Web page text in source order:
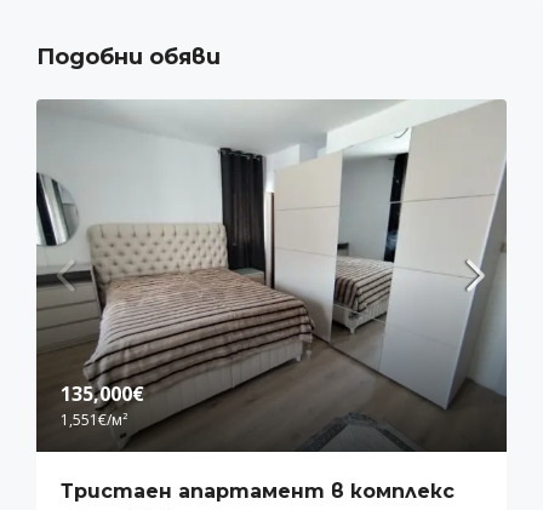
Подобни обяви
135,000€
1,551€/м²
Тристаен апартамент в комплекс